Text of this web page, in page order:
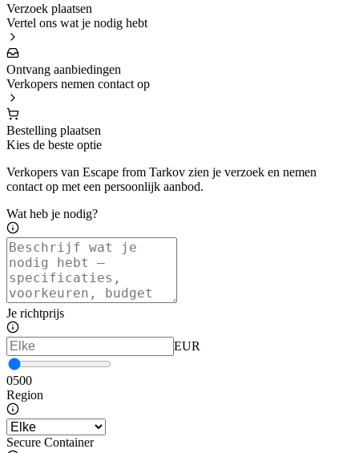
Verzoek plaatsen
Vertel ons wat je nodig hebt
Ontvang aanbiedingen
Verkopers nemen contact op
Bestelling plaatsen
Kies de beste optie
Verkopers van Escape from Tarkov zien je verzoek en nemen
contact op met een persoonlijk aanbod.
Wat heb je nodig?
Je richtprijs
EUR
0500
Region
Secure Container